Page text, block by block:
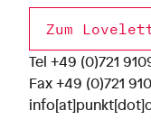
Zum
Tel +49 (0)721
Fax +49 (0)721